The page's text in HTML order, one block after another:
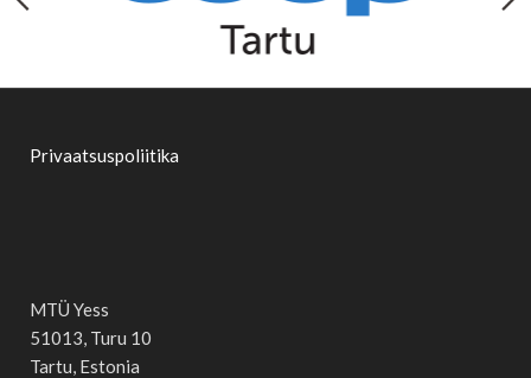
Privaatsuspoliitika
MTÜ Yess
51013, Turu 10
Tartu, Estonia